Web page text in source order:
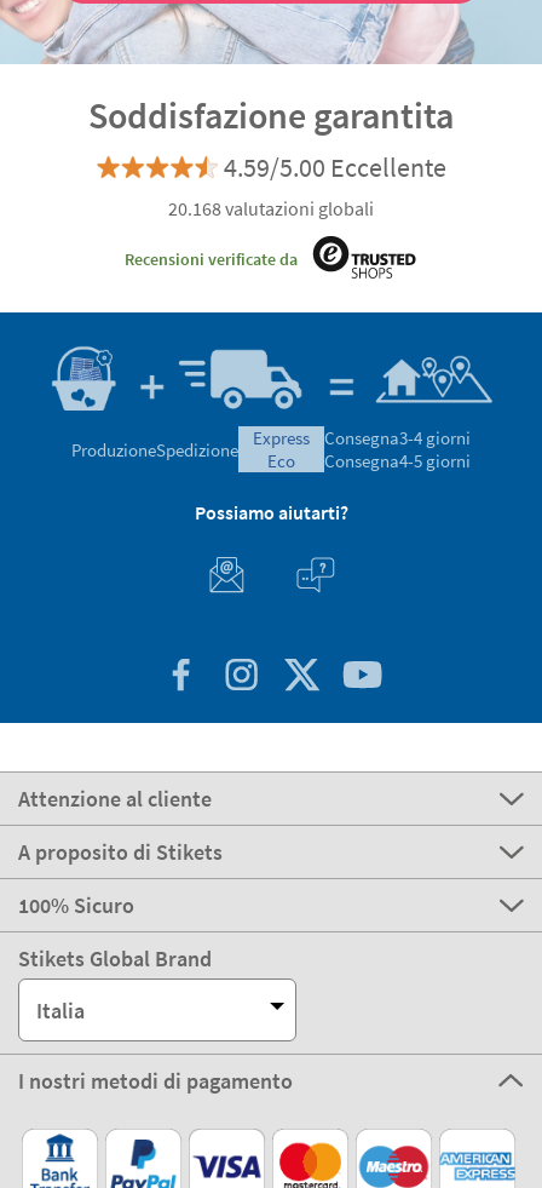
Soddisfazione garantita
4.59/5.00 Eccellente
20.168 valutazioni globali
Recensioni verificate da
ProduzioneSpedizione
express
eco
Consegna3-4 giorni
Consegna4-5 giorni
Possiamo aiutarti?
Attenzione al cliente
A proposito di Stikets
100% Sicuro
Stikets Global Brand
Italia
I nostri metodi di pagamento